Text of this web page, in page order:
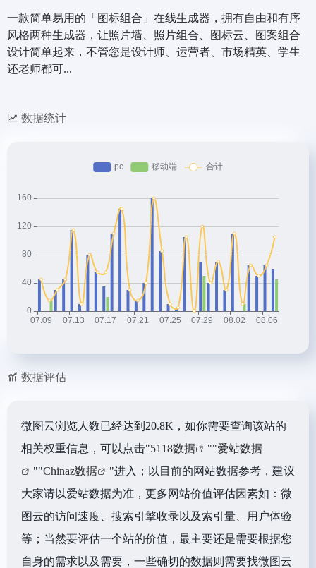
一款简单易用的「图标组合」在线生成器，拥有自由和有序
风格两种生成器，让照片墙、照片组合、图标云、图案组合
设计简单起来，不管您是设计师、运营者、市场精英、学生
还老师都可...
数据统计
数据评估
微图云浏览人数已经达到20.8K，如你需要查询该站的
相关权重信息，可以点击"5118数据 ""爱站数据
""Chinaz数据
"进入；以目前的网站数据参考，建议
大家请以爱站数据为准，更多网站价值评估因素如：微
图云的访问速度、搜索引擎收录以及索引量、用户体验
等；当然要评估一个站的价值，最主要还是需要根据您
自身的需求以及需要，一些确切的数据则需要找微图云